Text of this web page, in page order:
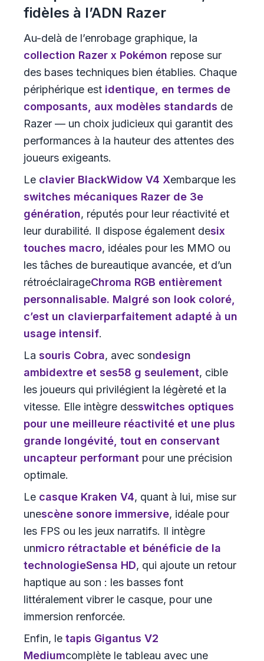
fidèles à l’ADN Razer
Au-delà de l’enrobage graphique, la
collection Razer x Pokémon repose sur
des bases techniques bien établies. Chaque
périphérique est identique, en termes de
composants, aux modèles standards de
Razer — un choix judicieux qui garantit des
performances à la hauteur des attentes des
joueurs exigeants.
Le clavier BlackWidow V4 Xembarque les
switches mécaniques Razer de 3e
génération, réputés pour leur réactivité et
leur durabilité. Il dispose également desix
touches macro, idéales pour les MMO ou
les tâches de bureautique avancée, et d’un
rétroéclairageChroma RGB entièrement
personnalisable. Malgré son look coloré,
c’est un clavierparfaitement adapté à un
usage intensif.
La souris Cobra, avec sondesign
ambidextre et ses58 g seulement, cible
les joueurs qui privilégient la légèreté et la
vitesse. Elle intègre desswitches optiques
pour une meilleure réactivité et une plus
grande longévité, tout en conservant
uncapteur performant pour une précision
optimale.
Le casque Kraken V4, quant à lui, mise sur
unescène sonore immersive, idéale pour
les FPS ou les jeux narratifs. Il intègre
unmicro rétractable et bénéficie de la
technologieSensa HD, qui ajoute un retour
haptique au son : les basses font
littéralement vibrer le casque, pour une
immersion renforcée.
Enfin, le tapis Gigantus V2
Mediumcomplète le tableau avec une